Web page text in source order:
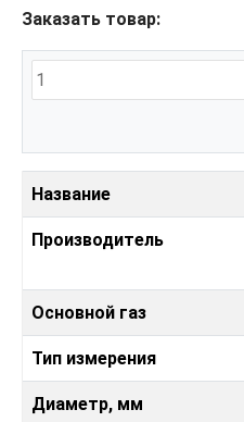
Заказать товар:
Название
Производитель
Основной газ
Тип измерения
Диаметр, мм